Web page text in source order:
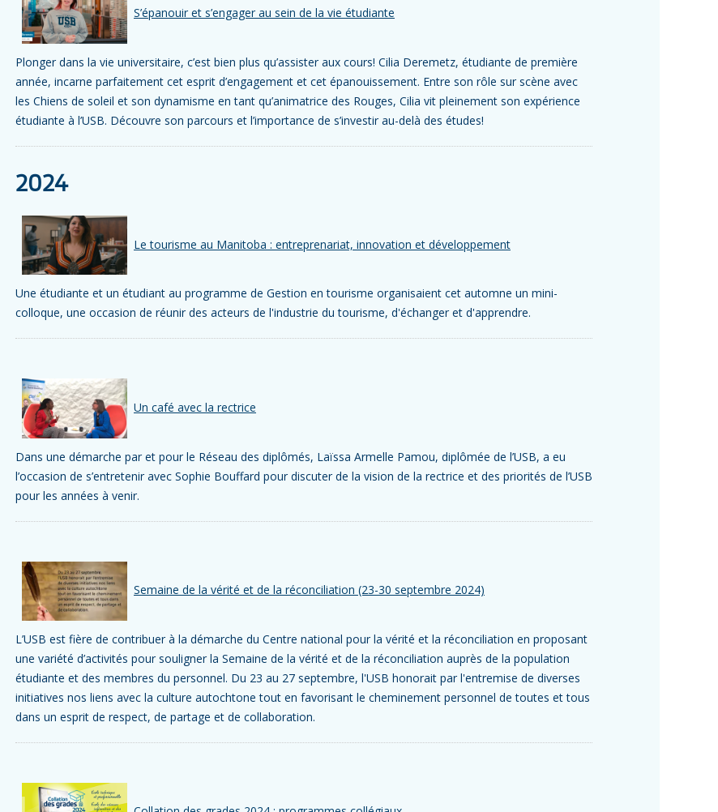
S’épanouir et s’engager au sein de la vie étudiante
Plonger dans la vie universitaire, c’est bien plus qu’assister aux cours! Cilia Deremetz, étudiante de première
année, incarne parfaitement cet esprit d’engagement et cet épanouissement. Entre son rôle sur scène avec
les Chiens de soleil et son dynamisme en tant qu’animatrice des Rouges, Cilia vit pleinement son expérience
étudiante à l’USB. Découvre son parcours et l’importance de s’investir au-delà des études!
2024
Le tourisme au Manitoba : entreprenariat, innovation et développement
Une étudiante et un étudiant au programme de Gestion en tourisme organisaient cet automne un mini-
colloque, une occasion de réunir des acteurs de l'industrie du tourisme, d'échanger et d'apprendre.
Un café avec la rectrice
Dans une démarche par et pour le Réseau des diplômés, Laïssa Armelle Pamou, diplômée de l’USB, a eu
l’occasion de s’entretenir avec Sophie Bouffard pour discuter de la vision de la rectrice et des priorités de l’USB
pour les années à venir.
Semaine de la vérité et de la réconciliation (23-30 septembre 2024)
L’USB est fière de contribuer à la démarche du Centre national pour la vérité et la réconciliation en proposant
une variété d’activités pour souligner la Semaine de la vérité et de la réconciliation auprès de la population
étudiante et des membres du personnel. Du 23 au 27 septembre, l'USB honorait par l'entremise de diverses
initiatives nos liens avec la culture autochtone tout en favorisant le cheminement personnel de toutes et tous
dans un esprit de respect, de partage et de collaboration.